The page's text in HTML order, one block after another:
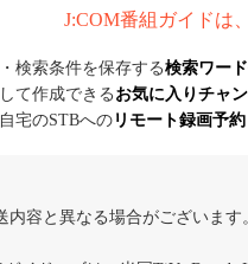
J:COM番組ガイドは
検索条件を保存する検索ワー
て作成できる お気に入りチャ
宅のSTBへのリモート録画予約
容と異なる場合がございます